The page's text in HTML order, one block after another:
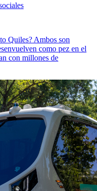
Quiles? Ambos son
como pez en el
con millones de